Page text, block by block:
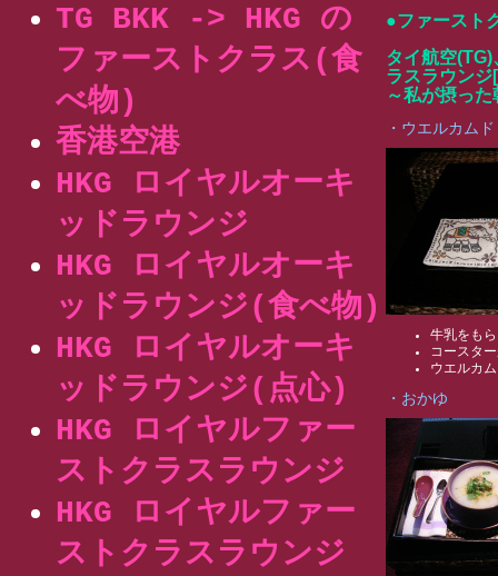
TG BKK -> HKG の
ファーストクラス(食
べ物)
香港空港
HKG ロイヤルオーキ
ッドラウンジ
HKG ロイヤルオーキ
ッドラウンジ(食べ物)
HKG ロイヤルオーキ
ッドラウンジ(点心)
HKG ロイヤルファー
ストクラスラウンジ
HKG ロイヤルファー
ストクラスラウンジ
●ファースト
タイ航空
ラスラウン
～私が摂った
・ウエルカム
牛乳をも
コースタ
ウエルカ
・おかゆ